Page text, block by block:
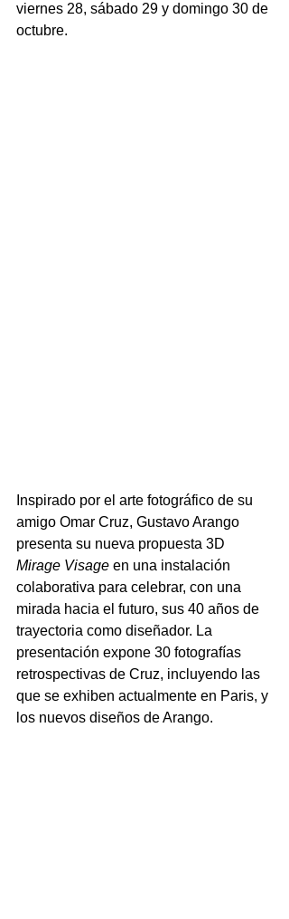
viernes 28, sábado 29 y domingo 30 de
octubre.
Inspirado por el arte fotográfico de su
amigo Omar Cruz, Gustavo Arango
presenta su nueva propuesta 3D
Mirage Visage en una instalación
colaborativa para celebrar, con una
mirada hacia el futuro, sus 40 años de
trayectoria como diseñador. La
presentación expone 30 fotografías
retrospectivas de Cruz, incluyendo las
que se exhiben actualmente en Paris, y
los nuevos diseños de Arango.